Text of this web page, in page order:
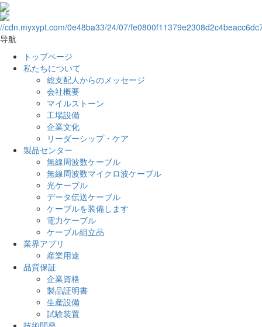
导航
トップページ
私たちについて
総支配人からのメッセージ
会社概要
マイルストーン
工場設備
企業文化
リーダーシップ・ケア
製品センター
無線周波数ケーブル
無線周波数マイクロ波ケーブル
光ケーブル
データ伝送ケーブル
ケーブルを装備します
電力ケーブル
ケーブル組立品
業界アプリ
産業用途
品質保証
企業資格
製品証明書
生産設備
試験装置